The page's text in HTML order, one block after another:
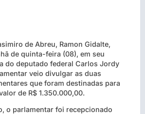
de Abreu, Ramon Gidalte,
de quinta-feira (08), em seu
do deputado federal Carlos Jordy
veio divulgar as duas
que foram destinadas para
de R$ 1.350.000,00.
o parlamentar foi recepcionado